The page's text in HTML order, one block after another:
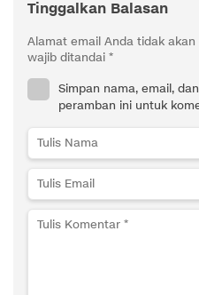
Tinggalkan Balasan
Alamat email Anda tidak akan
wajib ditandai *
Simpan nama, email,
peramban ini untuk